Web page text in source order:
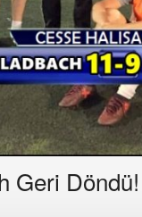
Geri Döndü!